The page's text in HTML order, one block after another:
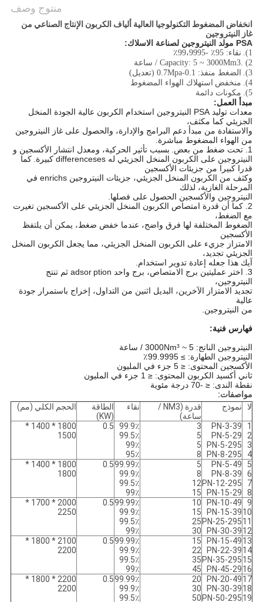
منتوج وصف
انخفاض المضغوط التكنولوجيا العالية ألياف الكربون الإنتاج الصناعي من
غاز النيتروجين
PSA مولد النيتروجين لصناعة الاسلاك:
1).
نقاء: 95٪ -99،9995٪
2) .Capacity: 5 ~ 3000Mm3 / ساعة
3).
الضغط منفذ: 0.1-0.7Mpa (تعديل)
4).
منخفض استهلاك الهواء المضغوط
5).
مكونات دائمة
مبدأ العمل:
معدات توليد PSA النيتروجين استخدام الكربون عالية الجودة المنخل
الجزيئي كما مكثف،
والاستفادة من مبدأ دعم البرامج والإدارة، والحصول على غاز النيتروجين
من الهواء المضغوط مباشرة.
1. تحت ضغط من بعض.
بسبب تأثير الحركية، ومعدل انتشار الأكسجين و
النيتروجين على الكربون المنخل الجزيئي له differenceses كبيرة.
كما
قدرا كبيرا من جزيئات الأكسجين
وكثف من الكربون المنخل الجزيئي، جزيئات النيتروجين enrichs في
المرحلة الغازية، لذلك
النيتروجين والأكسجين الحصول على فصلها.
2. كما أن قدرة امتصاص الكربون المنخل الجزيئي على الأكسجين تغيرت
مع الضغط،
الضغوط المختلفة لها فرق واضح، عندما خفض ضغط، يمكن أن يلتفظ
الأكسجين
الامتزاز جزيء على الكربون المنخل الجزيئي، مما يجعل الكربون المنخل
الجزيئي تجديد،
آيك هذا جعله إعادة تدوير استخدام.
3. اختر عمليتين برج الامتصاص، برج واحد adsor
ption ثم تنتج
النيتروجين،
تجديد الامتزاز الآخرين، البديل اثنين من التداول، إخراج باستمرار جودة
عالية
من النيتروجين.
فهارس فنية:
النيتروجين الناتج: 5 ~ 3000Nm³ / ساعة
النيتروجين الطهارة: ≥ 99.9995٪
الأكسجين المحتوى: ≤ 5 جزء في المليون
ثاني أكسيد الكربون المحتوى: ≤ 1 جزء في المليون
نقطة الندى: ≤ -70 درجة مئوية
مواصفات:
لا
نموذج
قدرة (NM3 /
ساعة)
نقاء
الطاقة
(KW)
الحجم الكلي (مم)
1
2
3
4
PN-3-39
PN-5-29
PN-5-295
PN-8-295
3
5
5
8
99.9٪
99.5٪
99٪
95٪
0.5
1800 * 1400 *
1500
5
6
7
8
PN-5-49
PN-8-39
PN-12-295
PN-15-29
5
8
12
15
99.99٪
99.9٪
99.5٪
99٪
0.5
1800 * 1400 *
1800
9
10
11
12
PN-10-49
PN-15-39
PN-25-295
PN-30-39
10
15
25
30
99.99٪
99.9٪
99.5٪
99٪
0.5
2000 * 1700 *
2250
13
14
15
16
PN-15-49
PN-22-39
PN-35-295
PN-45-29
15
22
35
45
99.99٪
99.9٪
99.5٪
99٪
0.5
2100 * 1800 *
2200
17
18
19
PN-20-49
PN-30-39
PN-50-295
20
30
50
99.99٪
99.9٪
99.5٪
0.5
2200 * 1800 *
2200